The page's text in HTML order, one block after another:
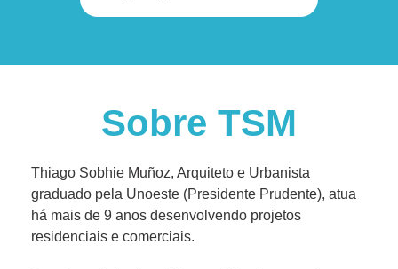
Sobre TSM
Thiago Sobhie Muñoz, Arquiteto e Urbanista
graduado pela Unoeste (Presidente Prudente), atua
há mais de 9 anos desenvolvendo projetos
residenciais e comerciais.